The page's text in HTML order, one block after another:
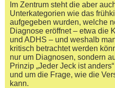
Im Zentrum steht die aber
Unterkategorien wie das
aufgegeben wurden, welche
Diagnose eröffnet – etwa die
und ADHS – und weshalb
kritisch betrachtet werden
nur um Diagnosen, sondern
Prinzip „Jeder Jeck ist
und um die Frage, wie die
kann.